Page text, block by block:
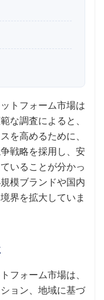
トフォーム市場は
な調査によると、
を高めるために、
戦略を採用し、安
いることが分かっ
模ブランドや国内
界を拡大していま
フォーム市場は、
ョン、地域に基づ